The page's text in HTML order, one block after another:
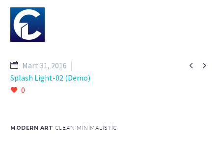
 
Mart 31, 2016
Splash Light-02 (Demo)
0
MODERN ART CLEAN MINIMALISTIC